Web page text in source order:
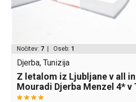
Nočitev: 7 | Oseb: 1
Djerba, Tunizija
Z letalom iz Ljubljane v all
Mouradi Djerba Menzel 4* v